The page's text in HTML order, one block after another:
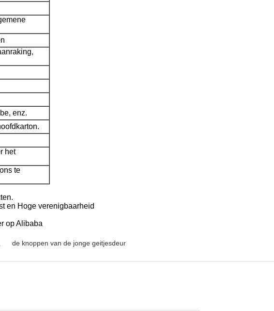
enz.
het
te
en Hoge verenigbaarheid
op Alibaba
de knoppen van de jonge geitjesdeur